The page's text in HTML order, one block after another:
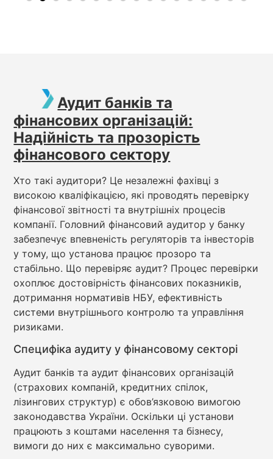
Аудит банків та
фінансових організацій:
Надійність та прозорість
фінансового сектору
Хто такі аудитори? Це незалежні фахівці з
високою кваліфікацією, які проводять перевірку
фінансової звітності та внутрішніх процесів
компанії. Головний фінансовий аудитор у банку
забезпечує впевненість регуляторів та інвесторів
у тому, що установа працює прозоро та
стабільно. Що перевіряє аудит? Процес перевірки
охоплює достовірність фінансових показників,
дотримання нормативів НБУ, ефективність
системи внутрішнього контролю та управління
ризиками.
Специфіка аудиту у фінансовому секторі
Аудит банків та аудит фінансових організацій
(страхових компаній, кредитних спілок,
лізингових структур) є обов’язковою вимогою
законодавства України. Оскільки ці установи
працюють з коштами населення та бізнесу,
вимоги до них є максимально суворими.